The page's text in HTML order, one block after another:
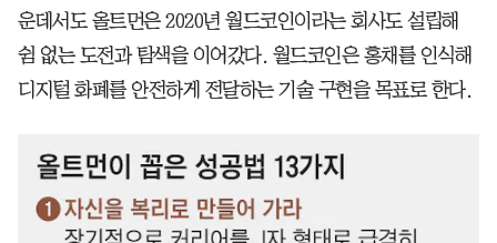
운데서도 올트먼은 2020년 월드코인이라는 회사도 설립해
쉼 없는 도전과 탐색을 이어갔다. 월드코인은 홍채를 인식해
디지털 화폐를 안전하게 전달하는 기술 구현을 목표로 한다.